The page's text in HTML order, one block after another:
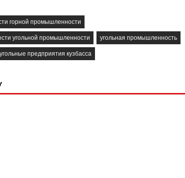
горной промышленности
угольной промышленности угольная промышленность
угольные предприятия кузбасса